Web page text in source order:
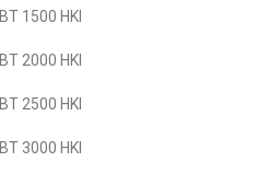
BT 1500 HKI
BT 2000 HKI
BT 2500 HKI
BT 3000 HKI